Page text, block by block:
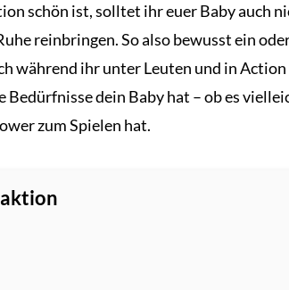
schön ist, solltet ihr euer Baby auch
reinbringen. So also bewusst ein
während ihr unter Leuten und in
dein Baby hat – ob es
zum Spielen hat.